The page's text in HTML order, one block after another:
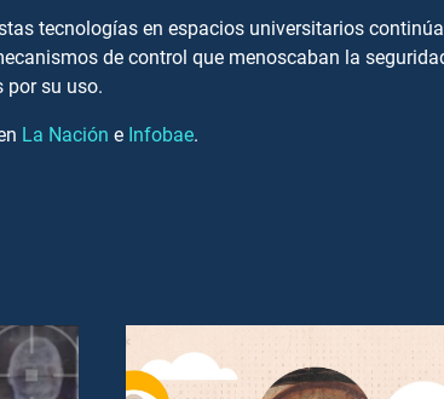
tecnologías en espacios universitarios
de control que menoscaban la
por su uso.
La Nación e Infobae.